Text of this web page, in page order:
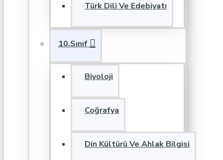
Türk Dili Ve Edebiyatı
10.Sınıf
Biyoloji
Coğrafya
Din Kültürü Ve Ahlak Bilgisi